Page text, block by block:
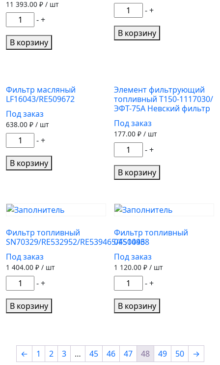
11 393.00 ₽ / шт
Количество
товара
Фильтр
салонный
-+
В корзину
Количество
товара
Фильтр
масляный
- +
В корзину
Фильтр масляный
LF16043/RE509672
Под заказ
638.00 ₽ / шт
Количество
товара
Фильтр
масляный
-+
В корзину
Элемент фильтрующий
топливный Т150-1117030/
ЭФТ-75А Невский фильтр
Под заказ
177.00₽ / шт
Количество
товара
Элемент
фильтрующий
Т150-
ЭФТ-75А
Невский
фильтр
- +
В корзину
Фильтр топливный
SN70329/RE532952/RE539465/FS1096
Под заказ
1 404.00 ₽ / шт
Количество
товара
Фильтр
топливный
-+
В корзину
Фильтр топливный
04504438
Под заказ
1 120.00₽ / шт
Количество
товара
Фильтр
топливный
- +
В корзину
← 1 2 3 … 45 46 47 48 49 50
→